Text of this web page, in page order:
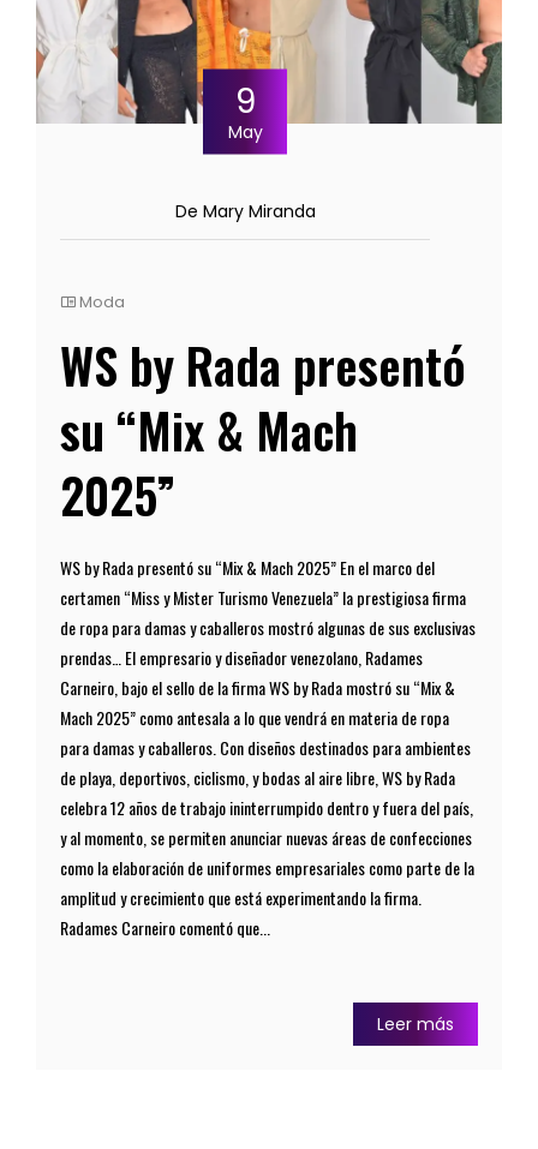
9
May
De Mary Miranda
Moda
WS by Rada presentó
su “Mix & Mach
2025”
WS by Rada presentó su “Mix & Mach 2025” En el marco del
certamen “Miss y Mister Turismo Venezuela” la prestigiosa firma
de ropa para damas y caballeros mostró algunas de sus exclusivas
prendas… El empresario y diseñador venezolano, Radames
Carneiro, bajo el sello de la firma WS by Rada mostró su “Mix &
Mach 2025” como antesala a lo que vendrá en materia de ropa
para damas y caballeros. Con diseños destinados para ambientes
de playa, deportivos, ciclismo, y bodas al aire libre, WS by Rada
celebra 12 años de trabajo ininterrumpido dentro y fuera del país,
y al momento, se permiten anunciar nuevas áreas de confecciones
como la elaboración de uniformes empresariales como parte de la
amplitud y crecimiento que está experimentando la firma.
Radames Carneiro comentó que...
Leer más